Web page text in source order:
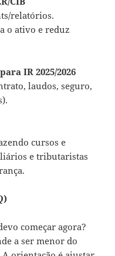
relatórios.
o ativo e reduz
IR 2025/2026
laudos, seguro,
cursos e
e tributaristas
começar agora?
a ser menor do